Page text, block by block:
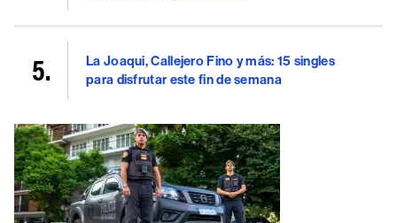
La Joaqui, Callejero Fino y más: 15 singles
para disfrutar este fin de semana